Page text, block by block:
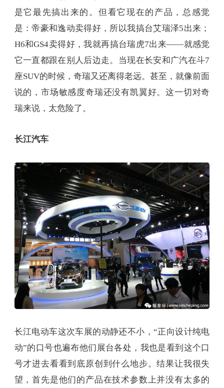
是它最先搞出来的。但看它现在的产品，总感觉
是：帝豪和逸动卖得好，所以我搞台艾瑞泽5出来；
H6和GS4卖得好，我就再搞台瑞虎7出来——就感觉
它一直都跟在别人后边走。当现在长安和广汽在斗7
座SUV的时候，奇瑞又还离得老远。甚至，就像前面
说的，市场敏感度奇瑞还没有凯翼好。这一切对奇
瑞来说，太危险了。
长江汽车
长江电动车这次车展的动静还不小，“正向设计纯电
动”的口号也遍布他们展台各处，我也是看到这个口
号才进去看看到底原创到什么地步。结果让我很失
望，首先是他们的产品在技术参数上并没有太多的